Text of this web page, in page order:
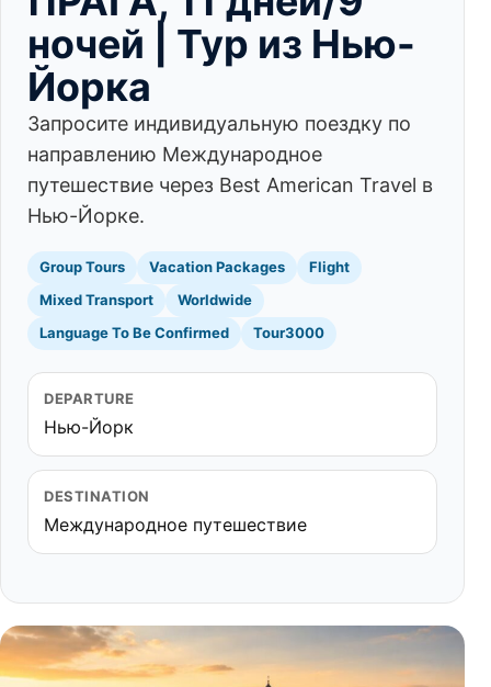
ночей | Тур из Нью-
Йорка
Запросите индивидуальную поездку по
направлению Международное
путешествие через Best American Travel в
Нью-Йорке.
Group Tours Vacation Packages
Flight
Mixed Transport
Worldwide
Language To Be Confirmed
Tour3000
DEPARTURE
Нью-Йорк
DESTINATION
Международное путешествие